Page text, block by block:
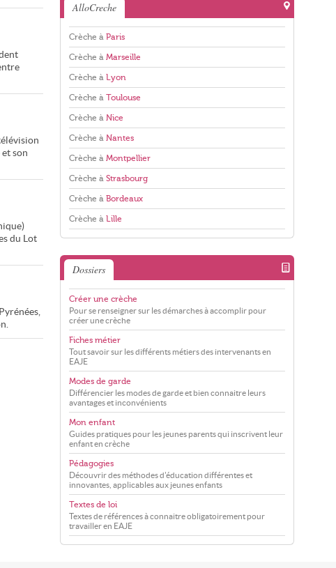
son
du Lot
AlloCreche
Crèche à Paris
Crèche à Marseille
Crèche à Lyon
Crèche à Toulouse
Crèche à Nice
Crèche à Nantes
Crèche à Montpellier
Crèche à Strasbourg
Crèche à Bordeaux
Crèche à Lille
Dossiers
Créer une crèche
Pour se renseigner sur les démarches à accomplir pour
créer une crèche
Fiches métier
Tout savoir sur les différents métiers des intervenants en
EAJE
Modes de garde
Différencier les modes de garde et bien connaitre leurs
avantages et inconvénients
Mon enfant
Guides pratiques pour les jeunes parents qui inscrivent leur
enfant en crèche
Pédagogies
Découvrir des méthodes d'éducation différentes et
innovantes, applicables aux jeunes enfants
Textes de loi
Textes de références à connaitre obligatoirement pour
travailler en EAJE